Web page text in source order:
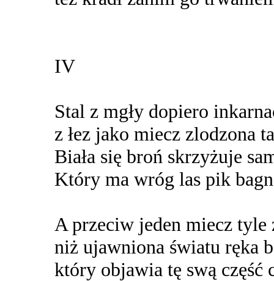
IV
Stal z mgły dopiero
z łez jako miecz zlodzona
Biała się broń skrzyżuje
Który ma wróg las pik
A przeciw jeden miecz
niż ujawniona światu ręka
który objawia tę swą część